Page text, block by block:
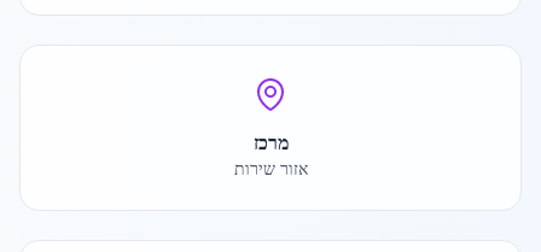
מרכז
אזור שירות